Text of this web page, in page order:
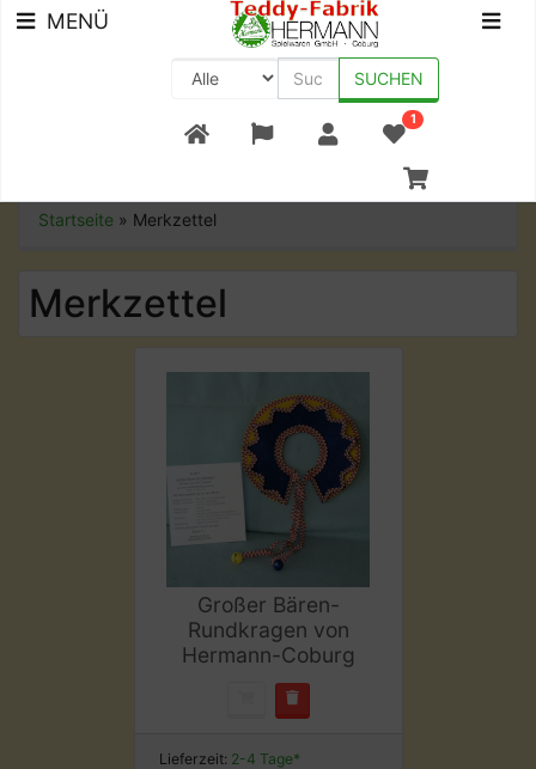
+49 (0) 9561-8590-0
MENÜ
SUCHEN
1
Startseite » Merkzettel
Merkzettel
Großer Bären-
Rundkragen von
Hermann-Coburg
Lieferzeit: 2-4 Tage*